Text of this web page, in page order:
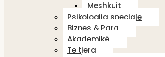
Meshkujt
Psikologjia speciale
Biznes & Para
Akademikë
Te tjera